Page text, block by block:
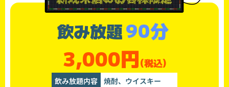
飲み放題90分
3,000円(税込)
飲み放題内容 焼酎、ウイスキー